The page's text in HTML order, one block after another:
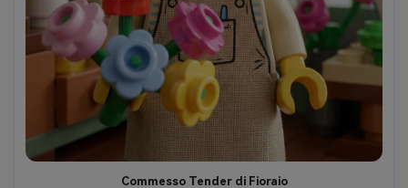
Commesso Tender di Fioraio